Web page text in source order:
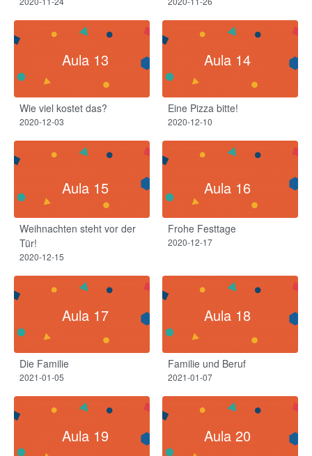
Aula 13
Wie viel kostet das?
2020-12-03
Aula 14
Eine Pizza bitte!
2020-12-10
Aula 15
Weihnachten steht vor der
Tür!
2020-12-15
Aula 16
Frohe Festtage
2020-12-17
Aula 17
Die Familie
2021-01-05
Aula 18
Familie und Beruf
2021-01-07
Aula 19 Aula 20